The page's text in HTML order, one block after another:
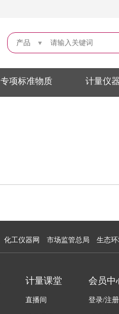
产品
专项标准物质 计量仪器
化工仪器网 市场监管总局 生态
计量课堂
直播间
会员中
登录/注册